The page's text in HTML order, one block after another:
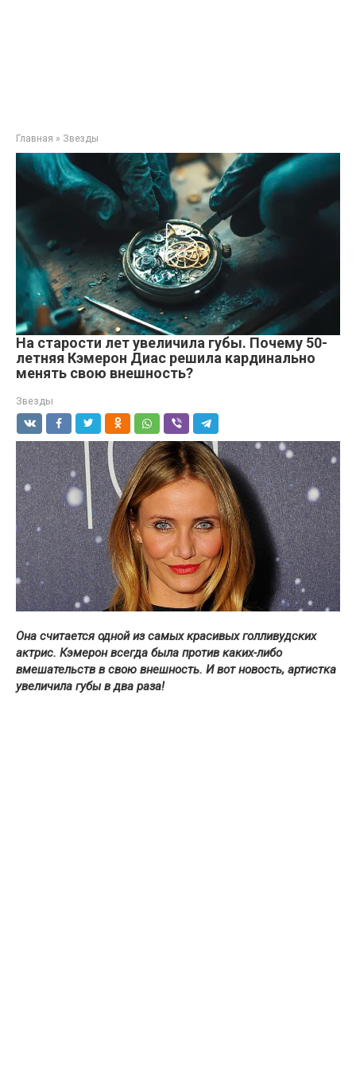
Главная » Звезды
На старости лет увеличила губы. Почему 50-
летняя Кэмерон Диас решила кардинально
менять свою внешность?
Звезды
Она считается одной из самых красивых голливудских
актрис. Кэмерон всегда была против каких-либо
вмешательств в свою внешность. И вот новость, артистка
увеличила губы в два раза!